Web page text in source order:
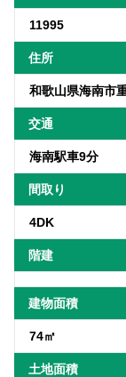
11995
住所
和歌山県海南市
交通
海南駅車9分
間取り
4DK
階建
建物面積
74㎡
土地面積